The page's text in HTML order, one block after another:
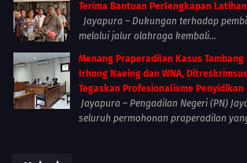
Terima Bantuan Perlengkapan Latihan
Jayapura – Dukungan terhadap
melalui jalur olahraga kembali...
Menang Praperadilan Kasus Tambang
Irhong Naeing dan WNA,
Tegaskan Profesionalisme Penyidikan
Jayapura – Pengadilan Negeri (PN)
seluruh permohonan praperadilan